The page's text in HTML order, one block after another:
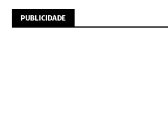
PUBLICIDADE